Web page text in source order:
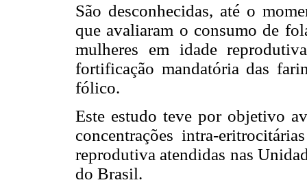
São desconhecidas, até o
que avaliaram o consumo de
mulheres em idade
fortificação mandatória das
fólico.
Este estudo teve por objetivo
concentrações intra-
reprodutiva atendidas nas
do Brasil.